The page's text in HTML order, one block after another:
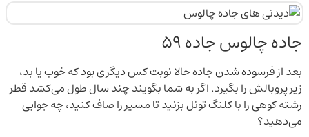
جاده چالوس جاده 59
بعد از فرسوده شدن جاده حالا نوبت کس دیگری بود که خوب یا بد،
زیر پروبالش را بگیرد. اگر به شما بگویند چند سال طول می‌کشد قطر
رشته کوهی را با کلنگ تونل بزنید تا مسیر را صاف کنید، چه جوابی
می‌دهید؟